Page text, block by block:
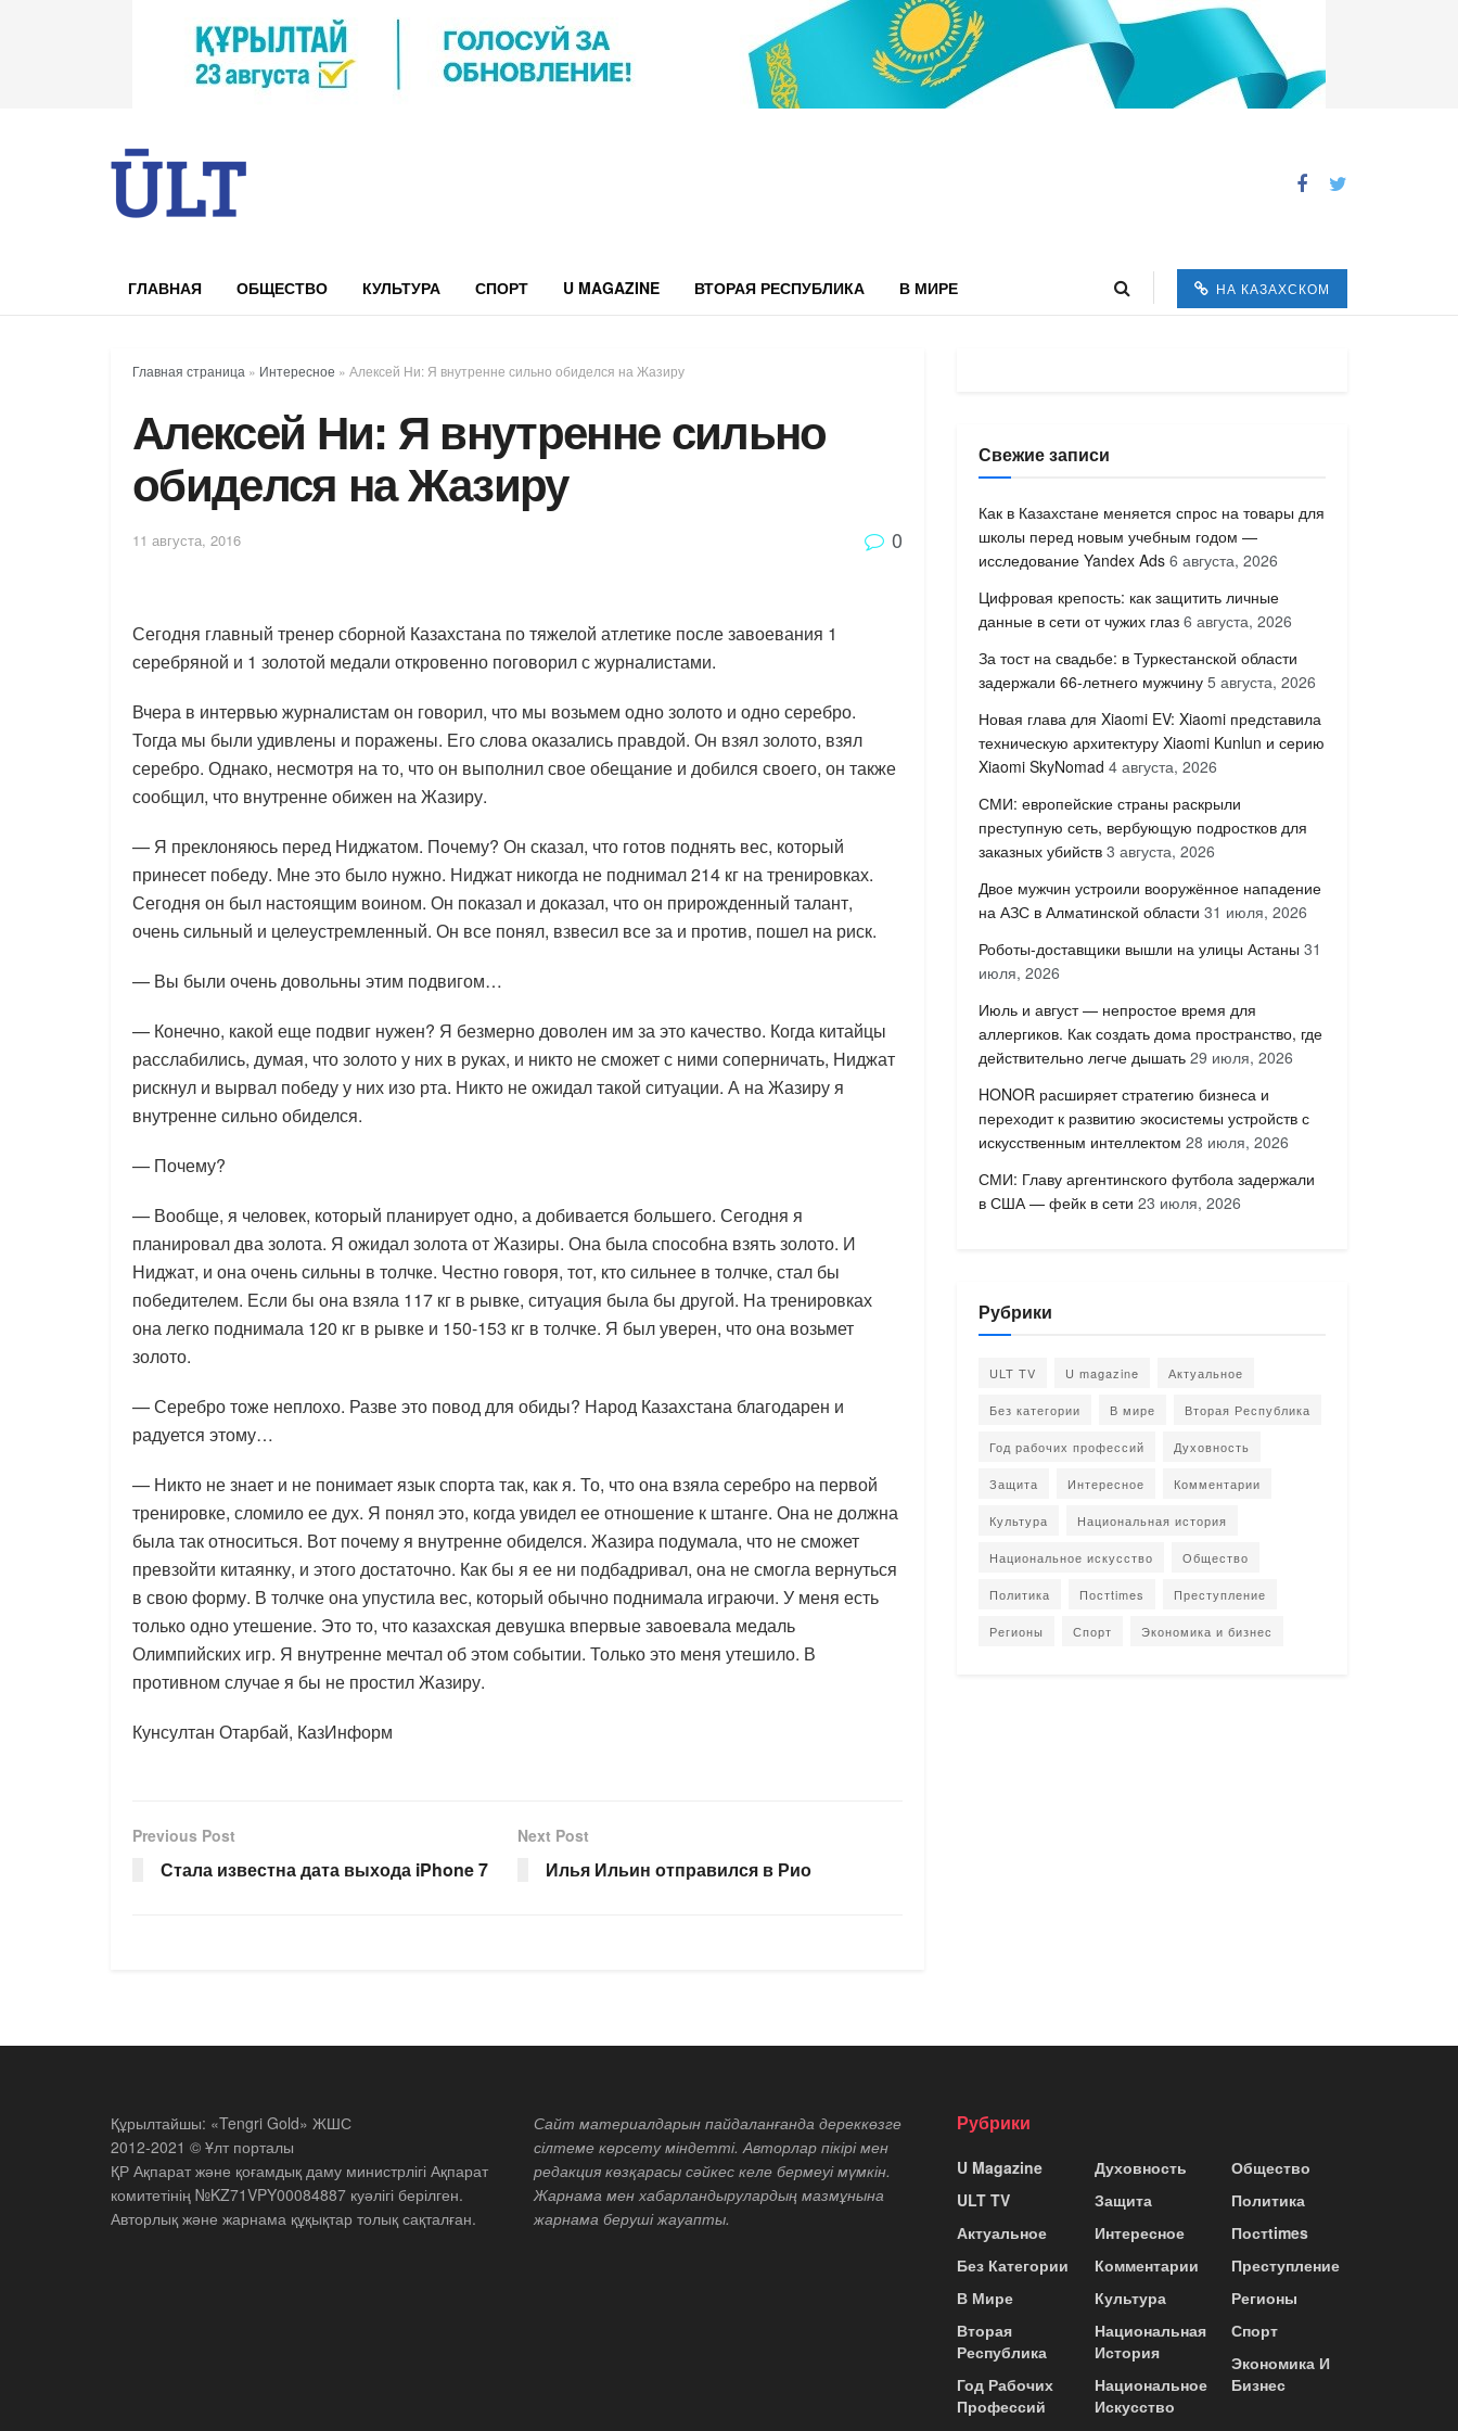
ГЛАВНАЯ ОБЩЕСТВО КУЛЬТУРА СПОРТ U MAGAZINE ВТОРАЯ РЕСПУБЛИКА В МИРЕ НА КАЗАХСКОМ
Главная страница » Интересное » Алексей Ни: Я внутренне сильно обиделся на Жазиру
Алексей Ни: Я внутренне сильно
обиделся на Жазиру
11 августа, 2016 0
Сегодня главный тренер сборной Казахстана по тяжелой атлетике после завоевания 1
серебряной и 1 золотой медали откровенно поговорил с журналистами.
Вчера в интервью журналистам он говорил, что мы возьмем одно золото и одно серебро.
Тогда мы были удивлены и поражены. Его слова оказались правдой. Он взял золото, взял
серебро. Однако, несмотря на то, что он выполнил свое обещание и добился своего, он также
сообщил, что внутренне обижен на Жазиру.
— Я преклоняюсь перед Ниджатом. Почему? Он сказал, что готов поднять вес, который
принесет победу. Мне это было нужно. Ниджат никогда не поднимал 214 кг на тренировках.
Сегодня он был настоящим воином. Он показал и доказал, что он прирожденный талант,
очень сильный и целеустремленный. Он все понял, взвесил все за и против, пошел на риск.
— Вы были очень довольны этим подвигом…
— Конечно, какой еще подвиг нужен? Я безмерно доволен им за это качество. Когда китайцы
расслабились, думая, что золото у них в руках, и никто не сможет с ними соперничать, Ниджат
рискнул и вырвал победу у них изо рта. Никто не ожидал такой ситуации. А на Жазиру я
внутренне сильно обиделся.
— Почему?
— Вообще, я человек, который планирует одно, а добивается большего. Сегодня я
планировал два золота. Я ожидал золота от Жазиры. Она была способна взять золото. И
Ниджат, и она очень сильны в толчке. Честно говоря, тот, кто сильнее в толчке, стал бы
победителем. Если бы она взяла 117 кг в рывке, ситуация была бы другой. На тренировках
она легко поднимала 120 кг в рывке и 150-153 кг в толчке. Я был уверен, что она возьмет
золото.
— Серебро тоже неплохо. Разве это повод для обиды? Народ Казахстана благодарен и
радуется этому…
— Никто не знает и не понимает язык спорта так, как я. То, что она взяла серебро на первой
тренировке, сломило ее дух. Я понял это, когда увидел ее отношение к штанге. Она не должна
была так относиться. Вот почему я внутренне обиделся. Жазира подумала, что не сможет
превзойти китаянку, и этого достаточно. Как бы я ее ни подбадривал, она не смогла вернуться
в свою форму. В толчке она упустила вес, который обычно поднимала играючи. У меня есть
только одно утешение. Это то, что казахская девушка впервые завоевала медаль
Олимпийских игр. Я внутренне мечтал об этом событии. Только это меня утешило. В
противном случае я бы не простил Жазиру.
Кунсултан Отарбай, КазИнформ
Previous Post
Стала известна дата выхода iPhone 7
Next Post
Илья Ильин отправился в Рио
Свежие записи
Как в Казахстане меняется спрос на товары для
школы перед новым учебным годом —
исследование Yandex Ads 6 августа, 2026
Цифровая крепость: как защитить личные
данные в сети от чужих глаз 6 августа, 2026
За тост на свадьбе: в Туркестанской области
задержали 66-летнего мужчину 5 августа, 2026
Новая глава для Xiaomi EV: Xiaomi представила
техническую архитектуру Xiaomi Kunlun и серию
Xiaomi SkyNomad 4 августа, 2026
СМИ: европейские страны раскрыли
преступную сеть, вербующую подростков для
заказных убийств 3 августа, 2026
Двое мужчин устроили вооружённое нападение
на АЗС в Алматинской области 31 июля, 2026
Роботы-доставщики вышли на улицы Астаны 31
июля, 2026
Июль и август — непростое время для
аллергиков. Как создать дома пространство, где
действительно легче дышать 29 июля, 2026
HONOR расширяет стратегию бизнеса и
переходит к развитию экосистемы устройств с
искусственным интеллектом 28 июля, 2026
СМИ: Главу аргентинского футбола задержали
в США — фейк в сети 23 июля, 2026
Рубрики
ULT TV U magazine Актуальное
Без категории В мире Вторая Республика
Год рабочих профессий Духовность
Защита Интересное Комментарии
Культура Национальная история
Национальное искусство Общество
Политика Постtimes Преступление
Регионы Спорт Экономика и бизнес
Құрылтайшы: «Tengri Gold» ЖШС
2012-2021 © Ұлт порталы
ҚР Ақпарат және қоғамдық даму министрлігі Ақпарат
комитетінің №KZ71VPY00084887 куәлігі берілген.
Авторлық және жарнама құқықтар толық сақталған.
Сайт материалдарын пайдаланғанда дереккөзге
сілтеме көрсету міндетті. Авторлар пікірі мен
редакция көзқарасы сәйкес келе бермеуі мүмкін.
Жарнама мен хабарландырулардың мазмұнына
жарнама беруші жауапты.
Рубрики
U Magazine
ULT TV
Актуальное
Без Категории
В Мире
Вторая
Республика
Год Рабочих
Профессий
Духовность
Защита
Интересное
Комментарии
Культура
Национальная
История
Национальное
Искусство
Общество
Политика
Постtimes
Преступление
Регионы
Спорт
Экономика И
Бизнес